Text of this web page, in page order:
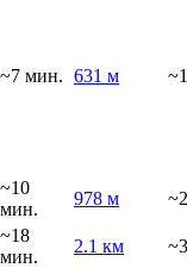
~7 мин. 631 м
~10
мин.
978 м
~18
мин.
2.1 км